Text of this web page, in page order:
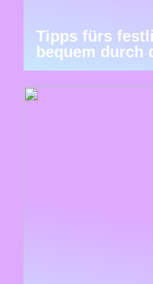
Tipps fürs
bequem durch